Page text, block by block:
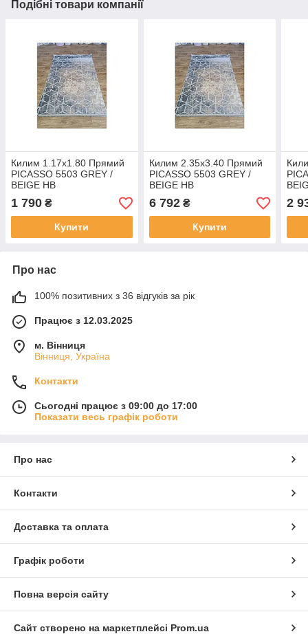
Подібні товари компанії
Килим 1.17х1.80 Прямий
PICASSO 5503 GREY /
BEIGE HB
1 790 ₴
Купити
Килим 2.35х3.40 Прямий
PICASSO 5503 GREY /
BEIGE HB
6 792₴
Купити
2
Про нас
100% позитивних з 36 відгуків за рік
Працює з 12.03.2025
м. Вінниця
Вінниця, Україна
Контакти
Сьогодні працює з 09:00 до 17:00
Показати весь графік роботи
Про нас
Контакти
Доставка та оплата
Графік роботи
Повна версія сайту
Сайт створено на маркетплейсі Prom.ua